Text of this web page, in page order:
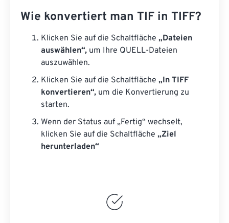
Wie konvertiert man TIF in TIFF?
Klicken Sie auf die Schaltfläche „Dateien
auswählen“, um Ihre QUELL-Dateien
auszuwählen.
Klicken Sie auf die Schaltfläche „In TIFF
konvertieren“, um die Konvertierung zu
starten.
Wenn der Status auf „Fertig“ wechselt,
klicken Sie auf die Schaltfläche „Ziel
herunterladen“